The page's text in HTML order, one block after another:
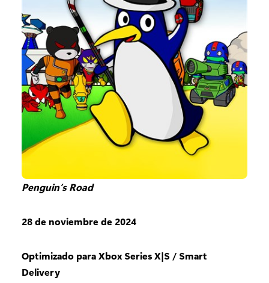
Penguin’s Road
28 de noviembre de 2024
Optimizado para Xbox Series X|S / Smart
Delivery